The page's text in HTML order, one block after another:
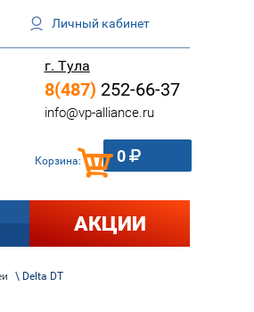
Личный кабинет
г. Тула
8(487) 252-66-37
info@vp-alliance.ru
Корзина: 0
АКЦИИ
\ Delta DT